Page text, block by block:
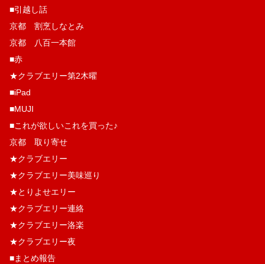
■引越し話
京都 割烹しなとみ
京都 八百一本館
■赤
★クラブエリー第2木曜
■iPad
■MUJI
■これが欲しいこれを買った♪
京都 取り寄せ
★クラブエリー
★クラブエリー美味巡り
★とりよせエリー
★クラブエリー連絡
★クラブエリー洛楽
★クラブエリー夜
■まとめ報告